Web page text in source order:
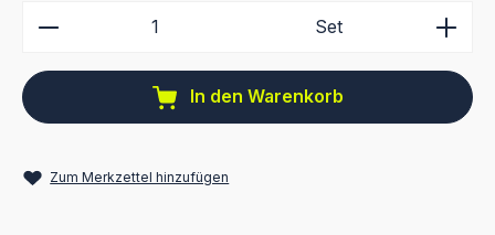
Produkt Anzahl: Gib den gewünschten Wert ein
Set
In den Warenkorb
Zum Merkzettel hinzufügen